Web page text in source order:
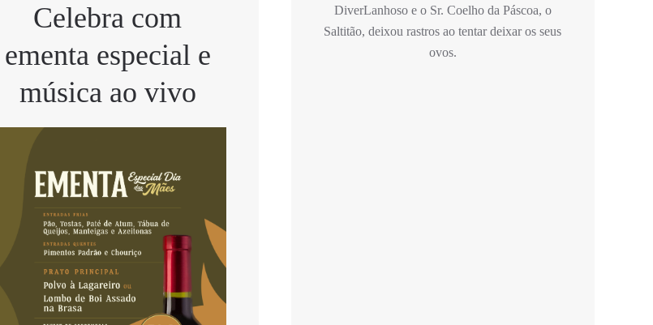
Celebra com
ementa especial e
música ao vivo
DiverLanhoso e o Sr. Coelho da Páscoa, o
Saltitão, deixou rastros ao tentar deixar os seus
ovos.